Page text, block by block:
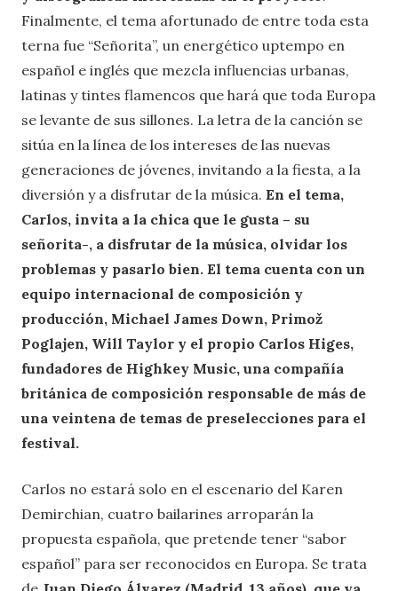
Finalmente, el tema afortunado de entre toda esta
terna fue “Señorita”, un energético uptempo en
español e inglés que mezcla influencias urbanas,
latinas y tintes flamencos que hará que toda Europa
se levante de sus sillones. La letra de la canción se
sitúa en la línea de los intereses de las nuevas
generaciones de jóvenes, invitando a la fiesta, a la
diversión y a disfrutar de la música. En el tema,
Carlos, invita a la chica que le gusta – su
señorita-, a disfrutar de la música, olvidar los
problemas y pasarlo bien. El tema cuenta con un
equipo internacional de composición y
producción, Michael James Down, Primož
Poglajen, Will Taylor y el propio Carlos Higes,
fundadores de Highkey Music, una compañía
británica de composición responsable de más de
una veintena de temas de preselecciones para el
festival.
Carlos no estará solo en el escenario del Karen
Demirchian, cuatro bailarines arroparán la
propuesta española, que pretende tener “sabor
español” para ser reconocidos en Europa. Se trata